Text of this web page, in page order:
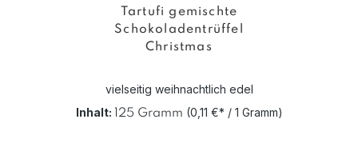
Tartufi gemischte
Schokoladentrüffel
Christmas
vielseitig weihnachtlich edel
Inhalt: 125 Gramm (0,11 €* / 1 Gramm)